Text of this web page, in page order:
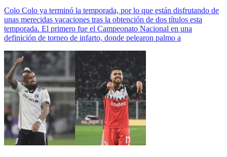
Colo Colo ya terminó la temporada, por lo que están disfrutando de
unas merecidas vacaciones tras la obtención de dos títulos esta
temporada. El primero fue el Campeonato Nacional en una
definición de torneo de infarto, donde pelearon palmo a